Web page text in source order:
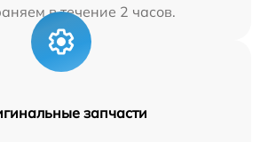
в течение 2 часов.
запчасти